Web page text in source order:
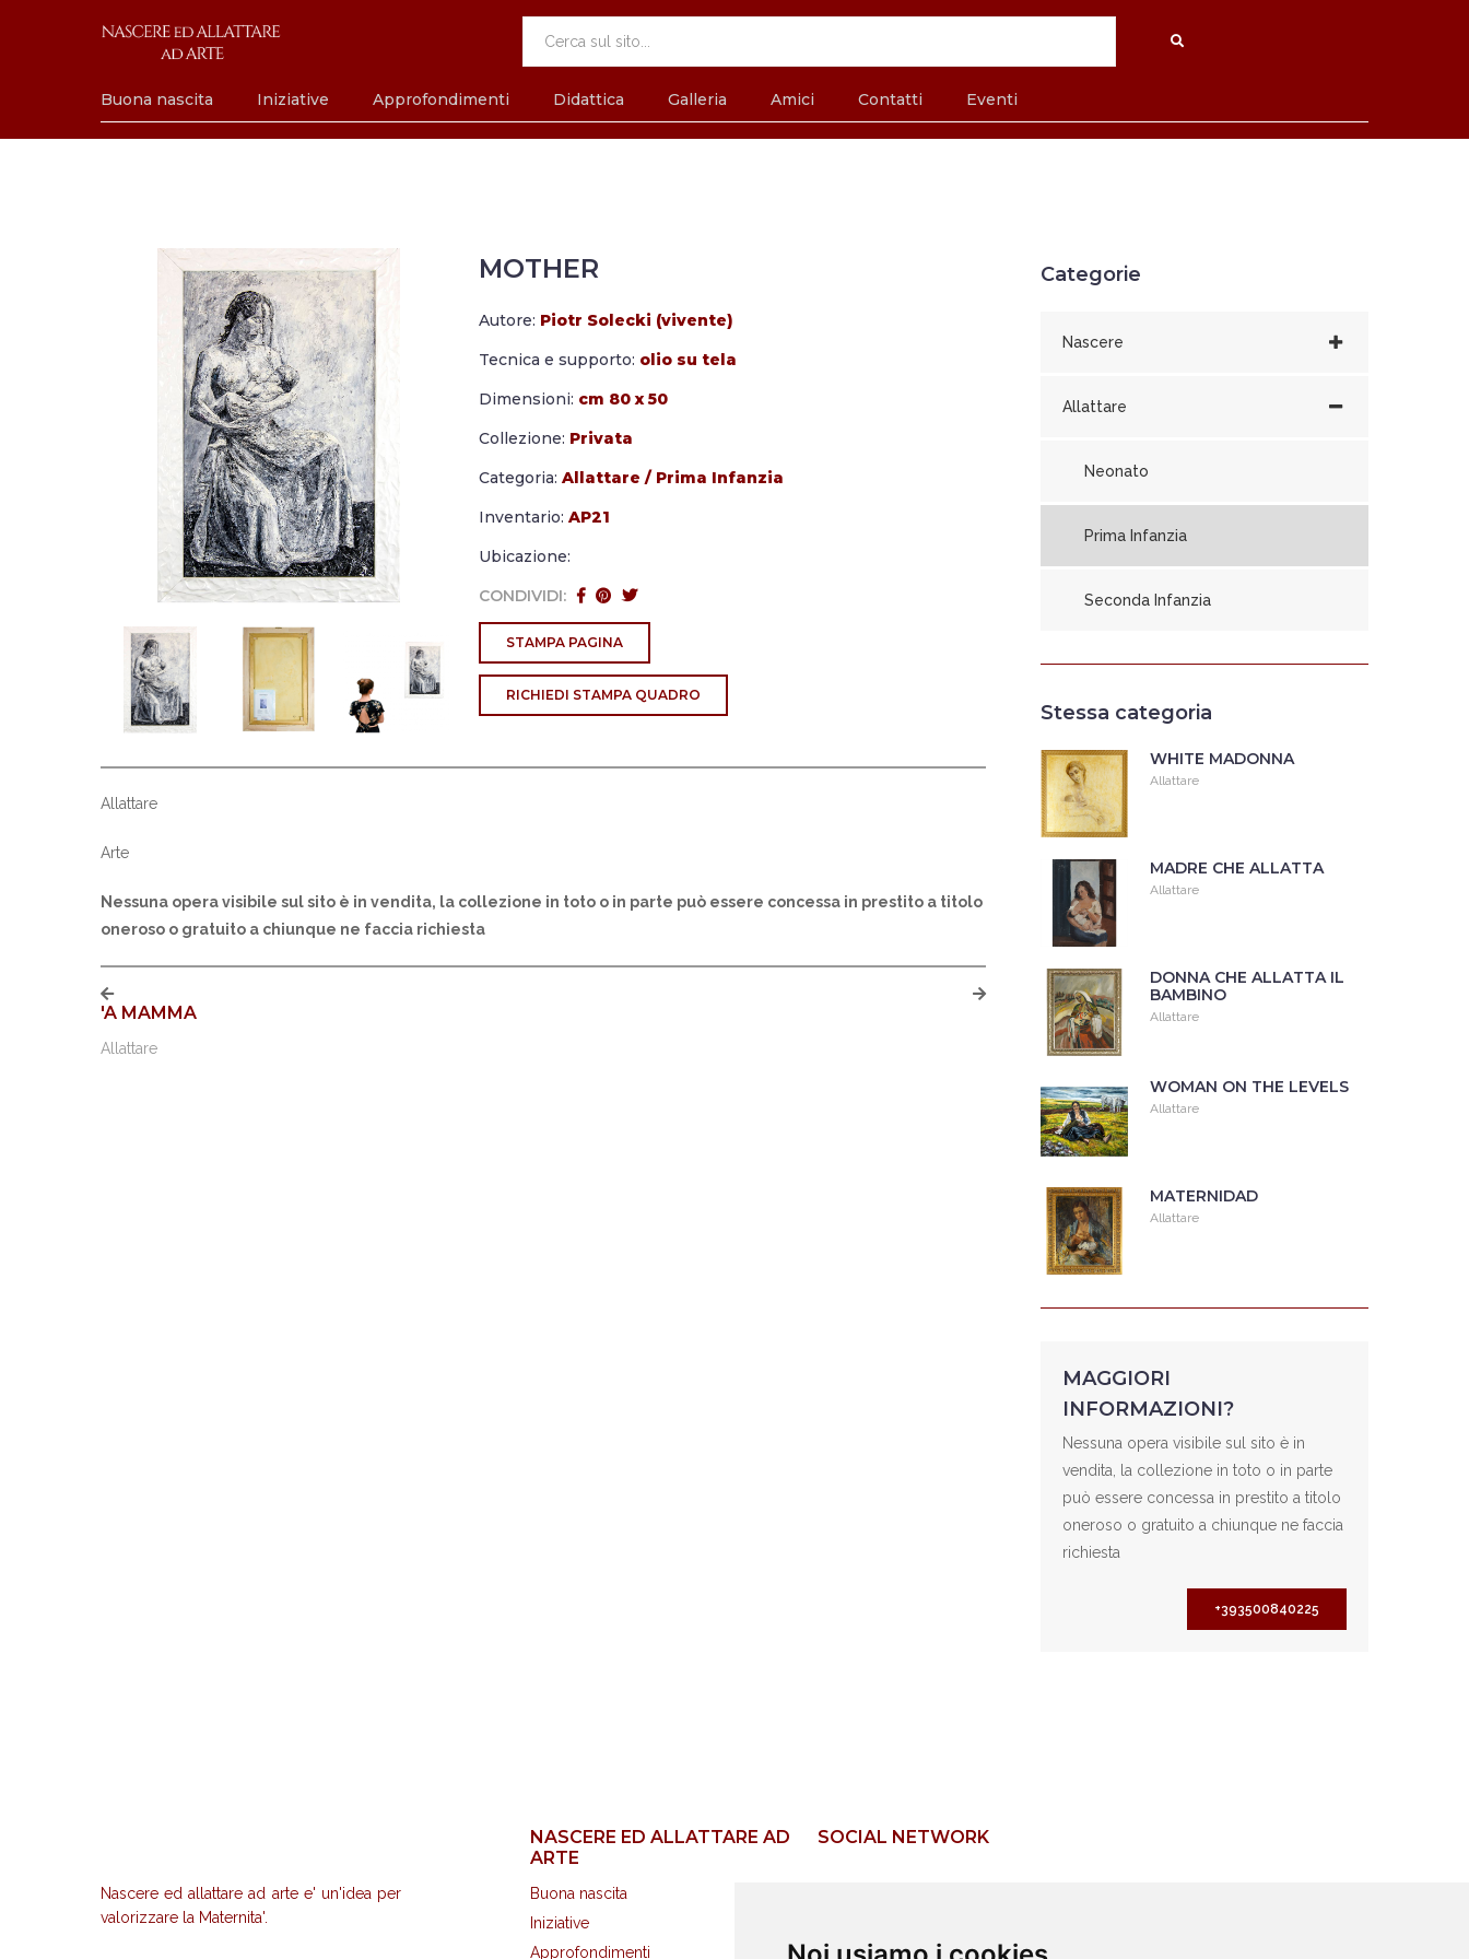
Buona nascita Iniziative Approfondimenti Didattica Galleria Amici Contatti Eventi
MOTHER
Autore: Piotr Solecki (vivente)
Tecnica e supporto: olio su tela
Dimensioni: cm 80 x 50
Collezione: Privata
Categoria: Allattare / Prima Infanzia
Inventario: AP21
Ubicazione:
CONDIVIDI:
STAMPA PAGINA
RICHIEDI STAMPA QUADRO
Allattare
Arte
Nessuna opera visibile sul sito è in vendita, la collezione in toto o in parte può essere concessa in prestito a titolo
oneroso o gratuito a chiunque ne faccia richiesta
'A MAMMA
Allattare
Categorie
Nascere
Allattare
Neonato
Prima Infanzia
Seconda Infanzia
Stessa categoria
WHITE MADONNA
Allattare
MADRE CHE ALLATTA
Allattare
DONNA CHE ALLATTA IL
BAMBINO
Allattare
WOMAN ON THE LEVELS
Allattare
MATERNIDAD
Allattare
MAGGIORI
INFORMAZIONI?
Nessuna opera visibile sul sito è in
vendita, la collezione in toto o in parte
può essere concessa in prestito a titolo
oneroso o gratuito a chiunque ne faccia
richiesta
+393500840225
Nascere ed allattare ad arte e' un'idea per
valorizzare la Maternita'.
NASCERE ED ALLATTARE AD
ARTE
Buona nascita
Iniziative
Approfondimenti
SOCIAL NETWORK